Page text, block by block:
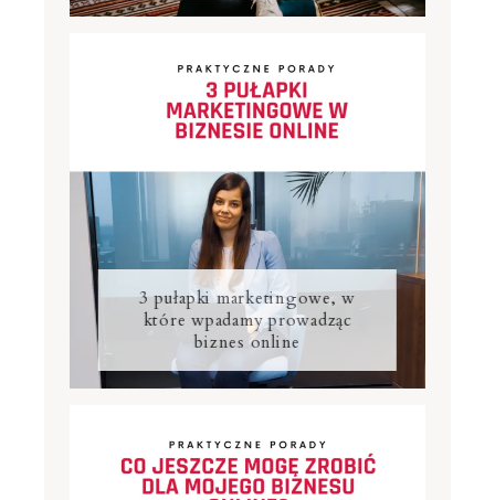
3 pułapki marketingowe, w
które wpadamy prowadząc
biznes online